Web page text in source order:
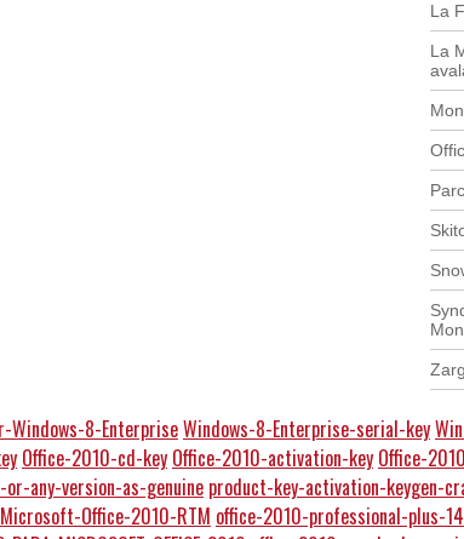
La
La
Windows-8-EnterpriseWindows-8-Enterprise-serial-key
Office-2010-cd-key Office-2010-activation-key Office-
any-version-as-genuine product-key-activation-keygen-
Office-2010-RTM office-2010-professional-plus-14